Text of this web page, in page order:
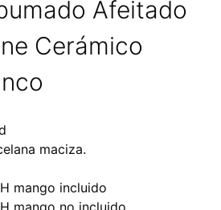
Afeitado
Cerámico
maciza.
mango incluido